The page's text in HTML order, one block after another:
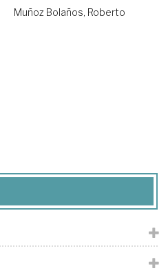
Muñoz Bolaños, Roberto